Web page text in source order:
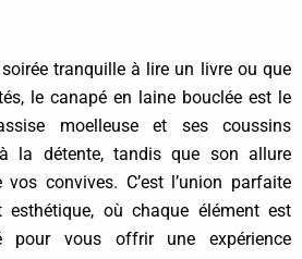
tranquille à lire un livre ou que
le canapé en laine bouclée est le
moelleuse et ses coussins
la détente, tandis que son allure
convives. C’est l’union parfaite
où chaque élément est
pour vous offrir une expérience